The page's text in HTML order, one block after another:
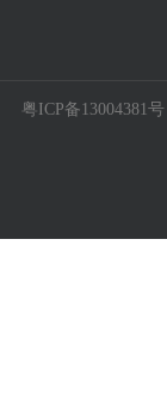
粤ICP备13004381号